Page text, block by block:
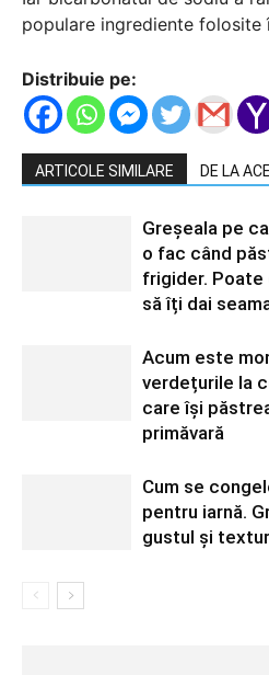
populare ingrediente folosite
Distribuie pe:
ARTICOLE SIMILARE DE LA
Greșeala pe
o fac când
frigider. Poate
să îți dai
Acum este
verdețurile la
care își
primăvară
Cum se
pentru iarnă.
gustul și